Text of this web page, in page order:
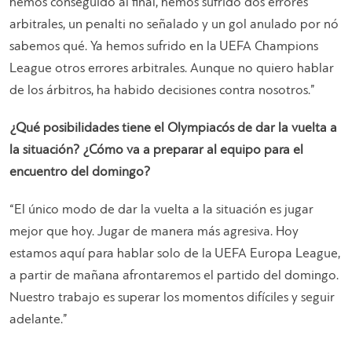
hemos conseguido al final, hemos sufrido dos errores
arbitrales, un penalti no señalado y un gol anulado por nó
sabemos qué. Ya hemos sufrido en la UEFA Champions
League otros errores arbitrales. Aunque no quiero hablar
de los árbitros, ha habido decisiones contra nosotros.”
¿Qué posibilidades tiene el Olympiacós de dar la vuelta a
la situación? ¿Cómo va a preparar al equipo para el
encuentro del domingo?
“El único modo de dar la vuelta a la situación es jugar
mejor que hoy. Jugar de manera más agresiva. Hoy
estamos aquí para hablar solo de la UEFA Europa League,
a partir de mañana afrontaremos el partido del domingo.
Nuestro trabajo es superar los momentos difíciles y seguir
adelante.”